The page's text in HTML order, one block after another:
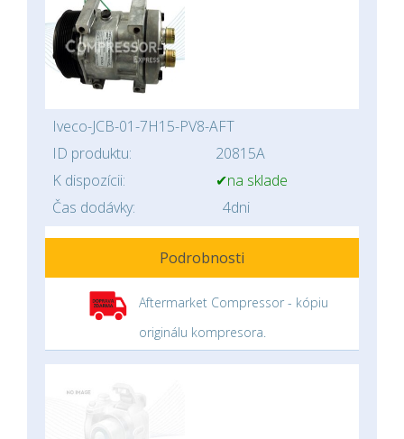
Iveco-JCB-01-7H15-PV8-AFT
ID produktu:
20815A
K dispozícii:
✔na sklade
Čas dodávky:
4dni
Podrobnosti
Aftermarket Compressor - kópiu
originálu kompresora.